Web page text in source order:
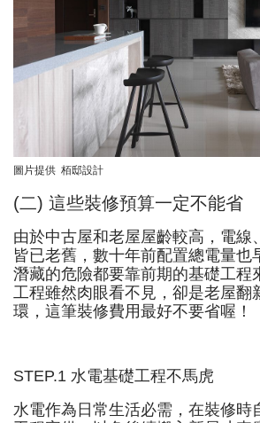
圖片提供 栢邸設計
(二) 這些裝修預算一定不能省
由於中古屋和老屋屋齡較高，電線
皆已老舊，數十年前配置總電量也
潛藏的危險都要靠前期的基礎工程
工程雖然肉眼看不見，卻是老屋翻
環，這筆裝修費用最好不要省喔！
STEP.1 水電基礎工程不馬虎
水電作為日常生活必需，在裝修時